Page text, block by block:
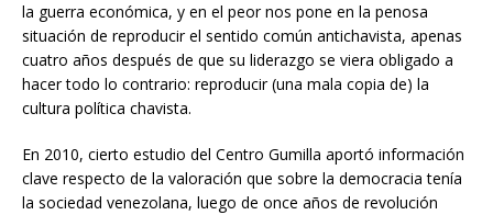
la guerra económica, y en el peor nos pone en la penosa
situación de reproducir el sentido común antichavista, apenas
cuatro años después de que su liderazgo se viera obligado a
hacer todo lo contrario: reproducir (una mala copia de) la
cultura política chavista.
En 2010, cierto estudio del Centro Gumilla aportó información
clave respecto de la valoración que sobre la democracia tenía
la sociedad venezolana, luego de once años de revolución